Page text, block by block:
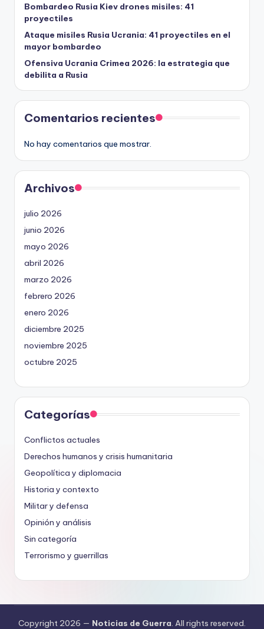
Bombardeo Rusia Kiev drones misiles: 41
proyectiles
Ataque misiles Rusia Ucrania: 41 proyectiles en el
mayor bombardeo
Ofensiva Ucrania Crimea 2026: la estrategia que
debilita a Rusia
Comentarios recientes
No hay comentarios que mostrar.
Archivos
julio 2026
junio 2026
mayo 2026
abril 2026
marzo 2026
febrero 2026
enero 2026
diciembre 2025
noviembre 2025
octubre 2025
Categorías
Conflictos actuales
Derechos humanos y crisis humanitaria
Geopolítica y diplomacia
Historia y contexto
Militar y defensa
Opinión y análisis
Sin categoría
Terrorismo y guerrillas
Copyright 2026 — Noticias de Guerra. All rights reserved.